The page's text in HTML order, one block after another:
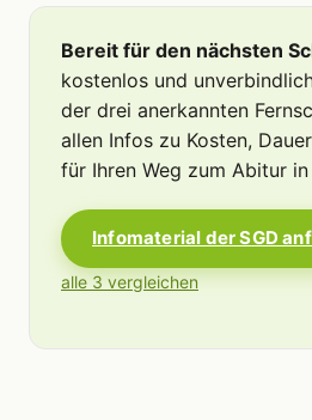
Bereit für den nächsten
kostenlos und
der drei anerkannten
allen Infos zu Kosten,
für Ihren Weg zum Abitur in
Infomaterial der SGD
alle 3 vergleichen